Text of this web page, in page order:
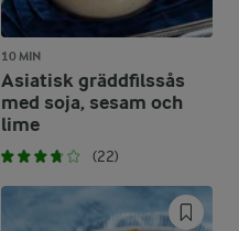
10 MIN
Asiatisk gräddfilssås
med soja, sesam och
lime
(22)